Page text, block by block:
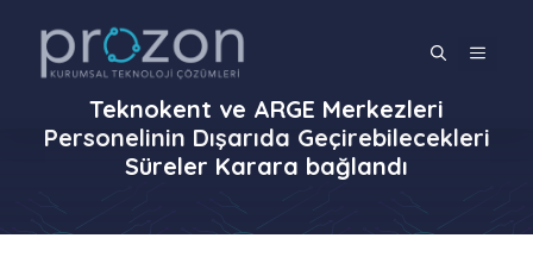
MENÜ
Teknokent ve ARGE Merkezleri
Personelinin Dışarıda Geçirebilecekleri
Süreler Karara bağlandı